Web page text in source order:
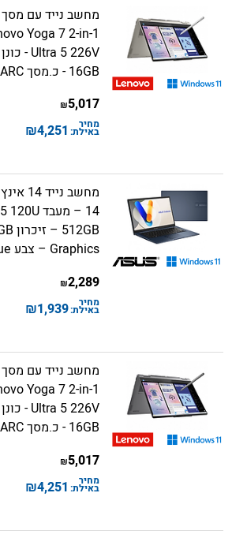
16GB - כ.מסך Intel ARC - אפור בהיר
5,017
₪
מחיר
באילת: 4,251
₪
Graphics – צבע Quiet Blue
2,289
₪
מחיר
באילת:1,939
₪
16GB - כ.מסך Intel ARC - אפור
5,017
₪
מחיר
באילת: 4,251
₪